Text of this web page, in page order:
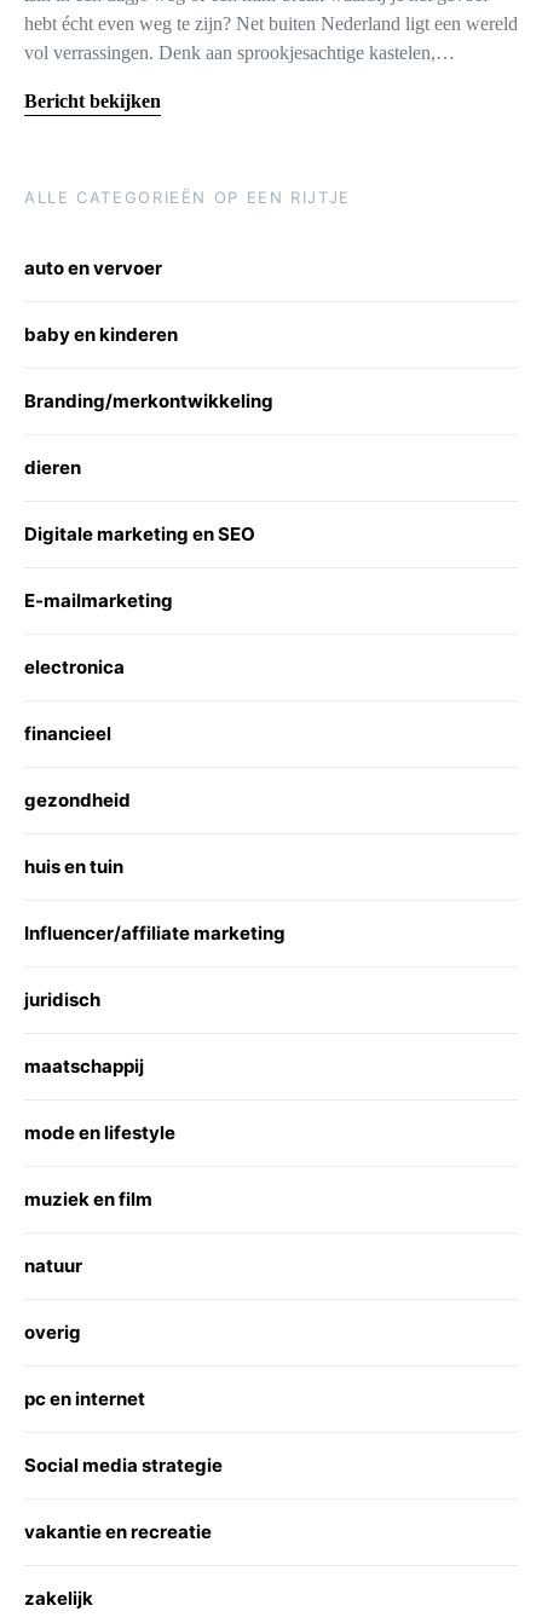
hebt écht even weg te zijn? Net buiten Nederland ligt een wereld
vol verrassingen. Denk aan sprookjesachtige kastelen,…
Bericht bekijken
ALLE CATEGORIEËN OP EEN RIJTJE
auto en vervoer
baby en kinderen
Branding/merkontwikkeling
dieren
Digitale marketing en SEO
E-mailmarketing
electronica
financieel
gezondheid
huis en tuin
Influencer/affiliate marketing
juridisch
maatschappij
mode en lifestyle
muziek en film
natuur
overig
pc en internet
Social media strategie
vakantie en recreatie
zakelijk